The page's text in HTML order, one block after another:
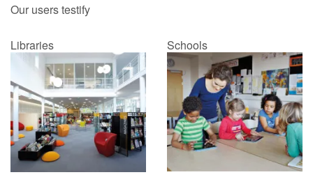
Our users testify
Libraries Schools